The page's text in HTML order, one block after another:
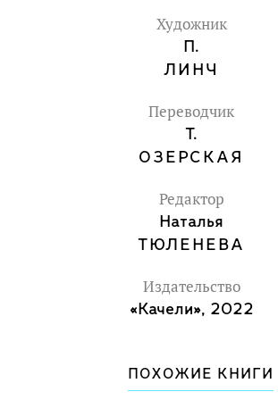
Для детей среднего школьного
Художник
П.
ЛИНЧ
Переводчик
Т.
ОЗЕРСКАЯ
Редактор
Наталья
ТЮЛЕНЕВА
Издательство
«Качели», 2022
ПОХОЖИЕ КНИГИ